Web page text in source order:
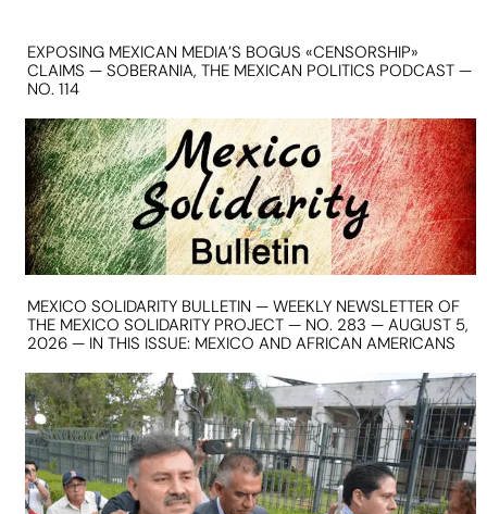
EXPOSING MEXICAN MEDIA’S BOGUS «CENSORSHIP»
CLAIMS — SOBERANIA, THE MEXICAN POLITICS PODCAST —
NO. 114
MEXICO SOLIDARITY BULLETIN — WEEKLY NEWSLETTER OF
THE MEXICO SOLIDARITY PROJECT — NO. 283 — AUGUST 5,
2026 — IN THIS ISSUE: MEXICO AND AFRICAN AMERICANS